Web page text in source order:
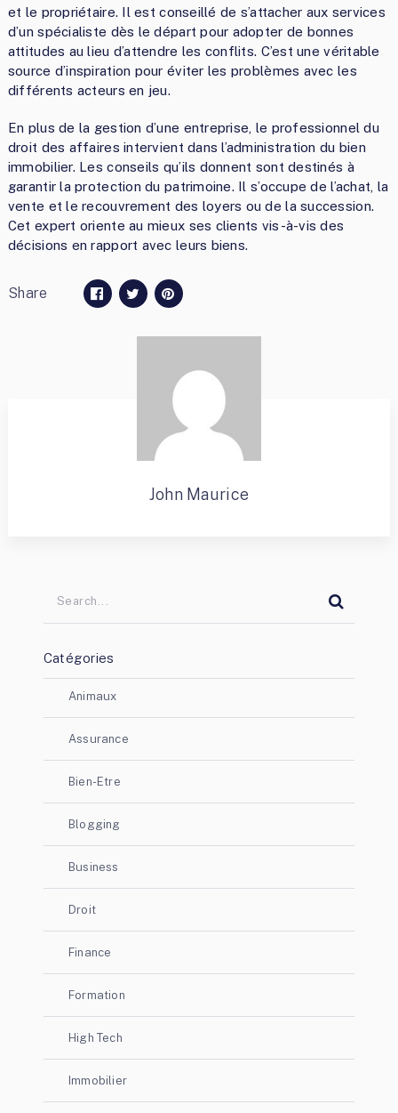
et le propriétaire. Il est conseillé de s’attacher aux services
d’un spécialiste dès le départ pour adopter de bonnes
attitudes au lieu d’attendre les conflits. C’est une véritable
source d’inspiration pour éviter les problèmes avec les
différents acteurs en jeu.
En plus de la gestion d’une entreprise, le professionnel du
droit des affaires intervient dans l’administration du bien
immobilier. Les conseils qu’ils donnent sont destinés à
garantir la protection du patrimoine. Il s’occupe de l’achat, la
vente et le recouvrement des loyers ou de la succession.
Cet expert oriente au mieux ses clients vis-à-vis des
décisions en rapport avec leurs biens.
Share
John Maurice
Catégories
Animaux
Assurance
Bien-Etre
Blogging
Business
Droit
Finance
Formation
High Tech
Immobilier